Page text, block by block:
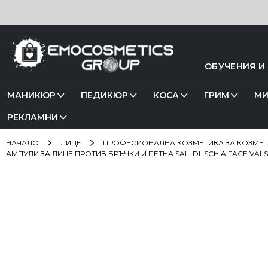
Прескачане
към
съдържанието
ОБУЧЕНИЯ
МАНИКЮР ПЕДИКЮР КОСА ГРИМ
РЕКЛАМНИ
НАЧАЛО ЛИЦЕ
ПРОФЕСИОНАЛНА КОЗМЕТИКА ЗА
АМПУЛИ ЗА ЛИЦЕ ПРОТИВ БРЪЧКИ И ПЕТНА SALI DI ISCHIA FACE VALS